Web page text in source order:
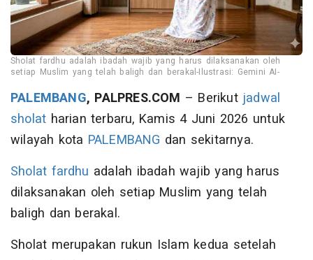
Sholat fardhu adalah ibadah wajib yang harus dilaksanakan oleh
setiap Muslim yang telah baligh dan berakal-Ilustrasi: Gemini AI-
PALEMBANG, PALPRES.COM – Berikut jadwal
sholat harian terbaru, Kamis 4 Juni 2026 untuk
wilayah kota PALEMBANG dan sekitarnya.
Sholat fardhu adalah ibadah wajib yang harus
dilaksanakan oleh setiap Muslim yang telah
baligh dan berakal.
Sholat merupakan rukun Islam kedua setelah